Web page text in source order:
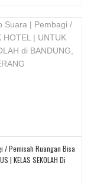
/ Pemisah Ruangan Bisa
| KELAS SEKOLAH Di